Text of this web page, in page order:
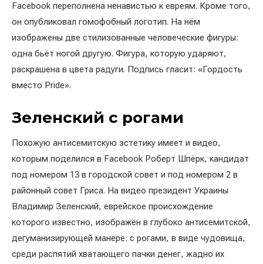
Facebook переполнена ненавистью к евреям. Кроме того,
он опубликовал гомофобный логотип. На нём
изображены две стилизованные человеческие фигуры:
одна бьёт ногой другую. Фигура, которую ударяют,
раскрашена в цвета радуги. Подпись гласит: «Гордость
вместо Pride».
Зеленский с рогами
Похожую антисемитскую эстетику имеет и видео,
которым поделился в Facebook Роберт Шпёрк, кандидат
под номером 13 в городской совет и под номером 2 в
районный совет Гриса. На видео президент Украины
Владимир Зеленский, еврейское происхождение
которого известно, изображён в глубоко антисемитской,
дегуманизирующей манере: с рогами, в виде чудовища,
среди распятий хватающего пачки денег, жадно их